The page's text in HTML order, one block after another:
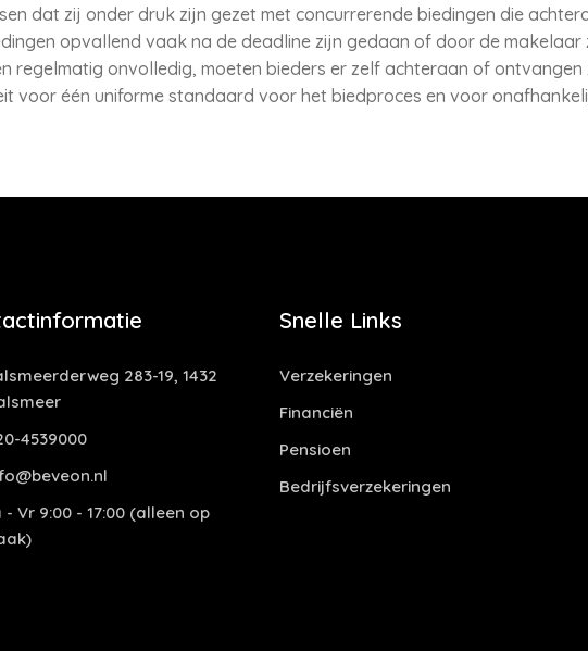
dat zij onder druk zijn gezet met concurrerende biedingen die
opvallend vaak na de deadline zijn gedaan of door de makelaar
regelmatig onvolledig, moeten bieders er zelf achteraan of ontvangen
voor één uniforme standaard voor het biedproces en voor
283-19, 1432
4539000
- Vr 9:00 - 17:00 (alleen op
Snelle Links
Verzekeringen
Financiën
Pensioen
Bedrijfsverzekeringen